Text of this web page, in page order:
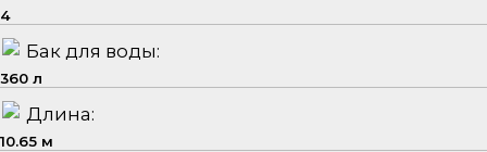
4
Бак для воды:
360 л
Длина:
10.65 м